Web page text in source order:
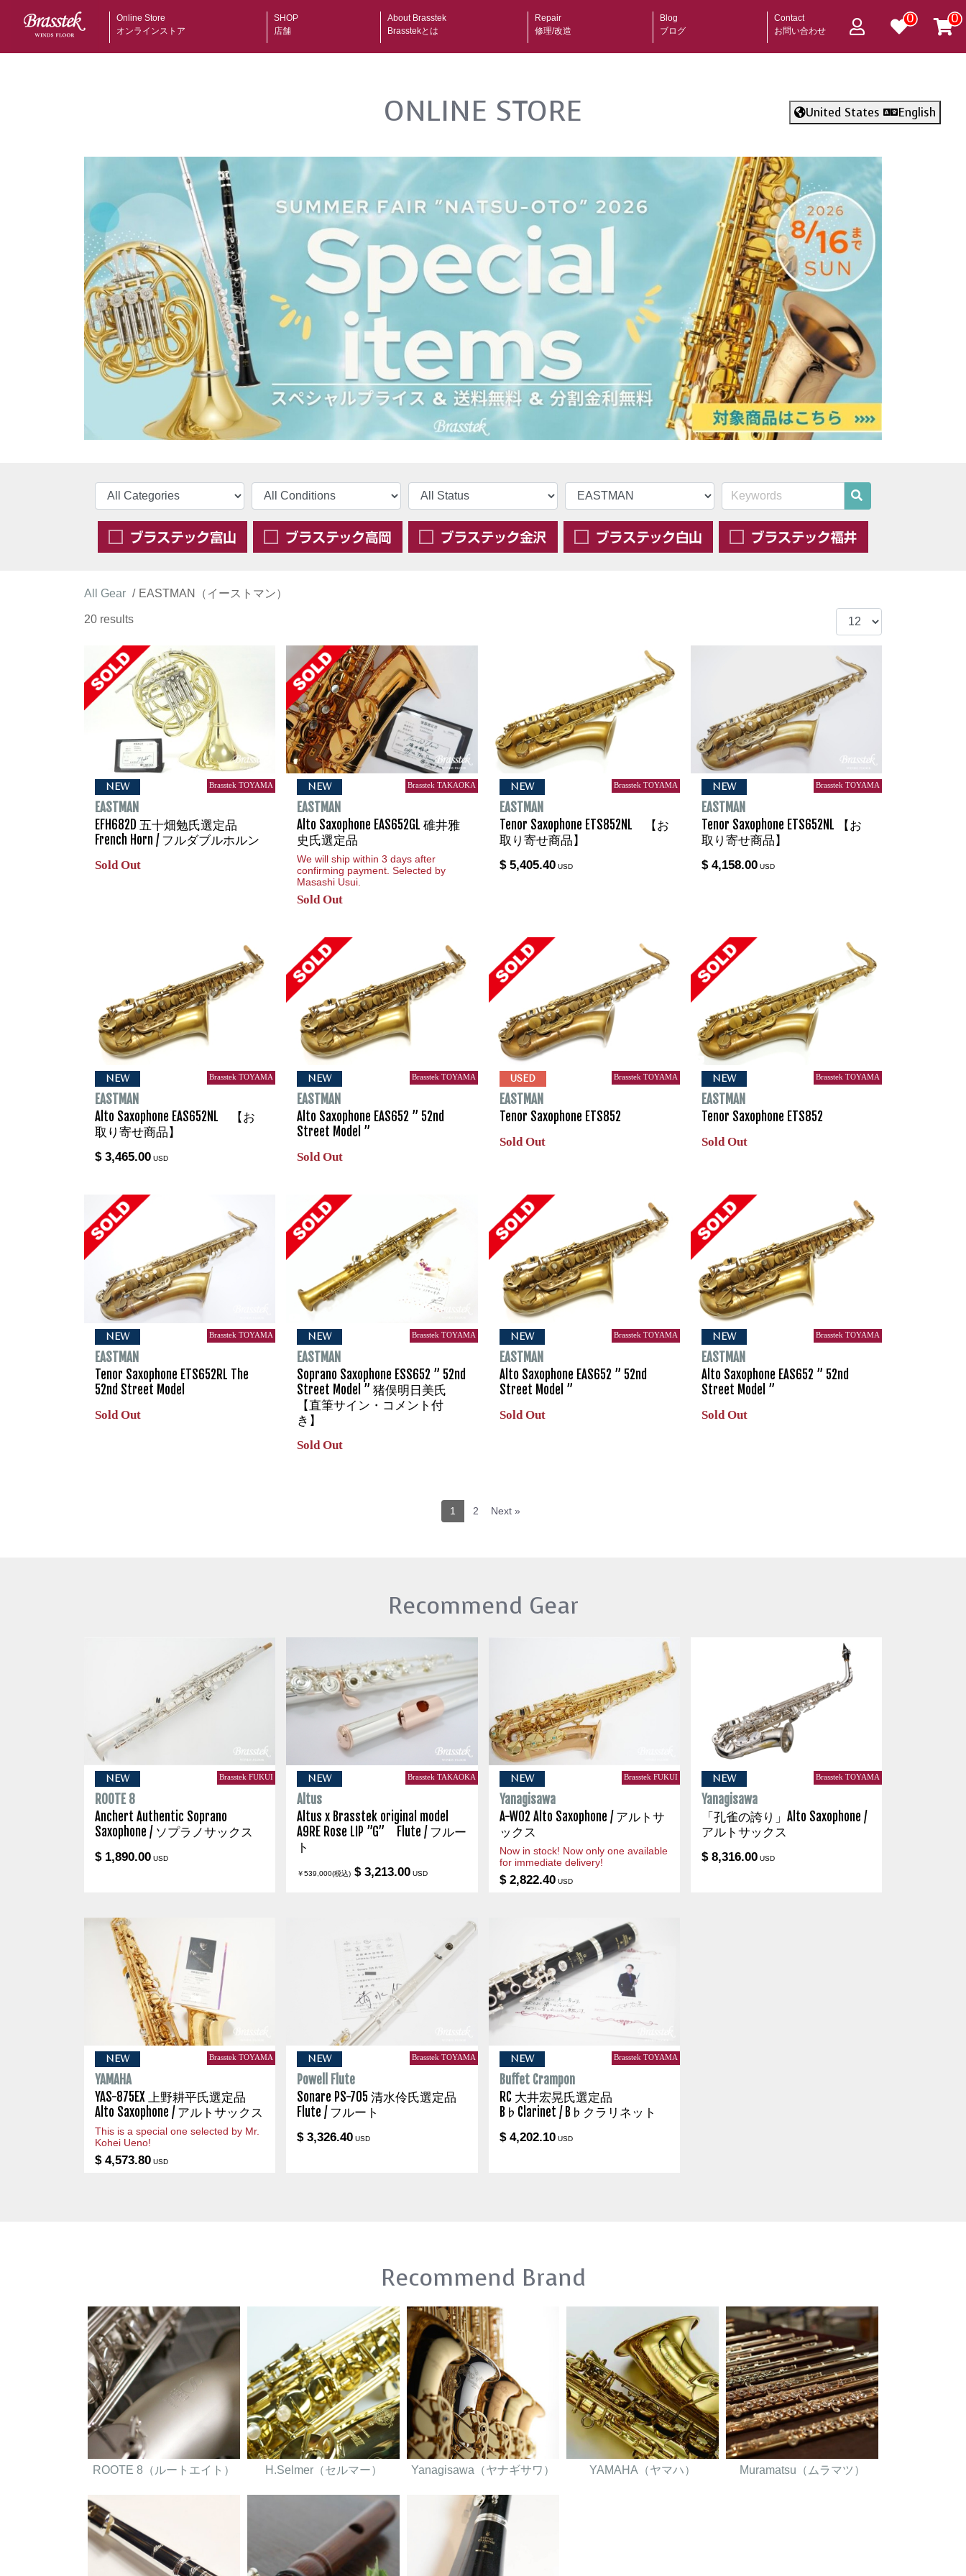
Online Store
オンラインストア
SHOP
店舗
About Brasstek
Brasstekとは
Repair
修理/改造
Blog
ブログ
Contact
お問い合わせ
0 0
ONLINE STORE United States English
All Gear EASTMAN（イーストマン）
20 results
NEW Brasstek TOYAMA
EASTMAN
EFH682D 五十畑勉氏選定品
French Horn / フルダブルホルン
Sold Out
NEW Brasstek TAKAOKA
EASTMAN
Alto Saxophone EAS652GL 碓井雅
史氏選定品
We will ship within 3 days after
confirming payment. Selected by
Masashi Usui.
Sold Out
NEW Brasstek TOYAMA
EASTMAN
Tenor Saxophone ETS852NL 【お
取り寄せ商品】
$ 5,405.40USD
NEW Brasstek TOYAMA
EASTMAN
Tenor Saxophone ETS652NL 【お
取り寄せ商品】
$ 4,158.00USD
NEW Brasstek TOYAMA
EASTMAN
Alto Saxophone EAS652NL 【お
取り寄せ商品】
$ 3,465.00 USD
NEW Brasstek TOYAMA
EASTMAN
Alto Saxophone EAS652 ” 52nd
Street Model ”
Sold Out
USED Brasstek TOYAMA
EASTMAN
Tenor Saxophone ETS852
Sold Out
NEW Brasstek TOYAMA
EASTMAN
Tenor Saxophone ETS852
Sold Out
NEW Brasstek TOYAMA
EASTMAN
Tenor Saxophone ETS652RL The
52nd Street Model
Sold Out
NEW Brasstek TOYAMA
EASTMAN
Soprano Saxophone ESS652 ” 52nd
Street Model ” 猪俣明日美氏
【直筆サイン・コメント付
き】
Sold Out
NEW Brasstek TOYAMA
EASTMAN
Alto Saxophone EAS652 ” 52nd
Street Model ”
Sold Out
NEW Brasstek TOYAMA
EASTMAN
Alto Saxophone EAS652 ” 52nd
Street Model ”
Sold Out
1 2 Next »
Recommend Gear
NEW Brasstek FUKUI
ROOTE 8
Anchert Authentic Soprano
Saxophone / ソプラノサックス
$ 1,890.00 USD
NEW Brasstek TAKAOKA
Altus
Altus x Brasstek original model
A9RE Rose LIP ”G” Flute / フルー
ト
￥539,000(税込) $ 3,213.00 USD
NEW Brasstek FUKUI
Yanagisawa
A-WO2 Alto Saxophone / アルトサ
ックス
Now in stock! Now only one available
for immediate delivery!
$ 2,822.40USD
NEW Brasstek TOYAMA
Yanagisawa
「孔雀の誇り」Alto Saxophone /
アルトサックス
$ 8,316.00USD
NEW Brasstek TOYAMA
YAMAHA
YAS-875EX 上野耕平氏選定品
Alto Saxophone / アルトサックス
This is a special one selected by Mr.
Kohei Ueno!
$ 4,573.80 USD
NEW Brasstek TOYAMA
Powell Flute
Sonare PS-705 清水伶氏選定品
Flute / フルート
$ 3,326.40 USD
NEW Brasstek TOYAMA
Buffet Crampon
RC 大井宏晃氏選定品
B♭Clarinet / B♭クラリネット
$ 4,202.10USD
Recommend Brand
ROOTE 8（ルートエイト） H.Selmer（セルマー） Yanagisawa（ヤナギサワ） YAMAHA（ヤマハ） Muramatsu（ムラマツ）